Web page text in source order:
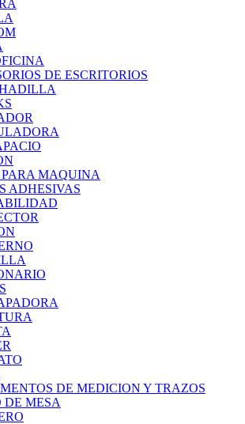
DE ESCRITORIOS
MAQUINA
ADHESIVAS
DE MEDICION Y TRAZOS
DE MESA